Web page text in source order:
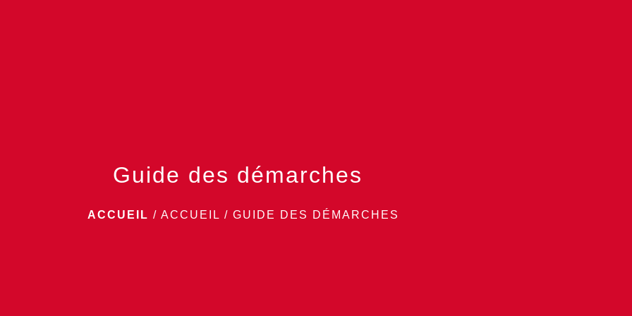
Guide des démarches
ACCUEIL / ACCUEIL / GUIDE DES DÉMARCHES